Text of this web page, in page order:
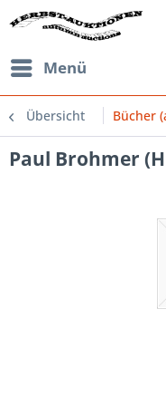
Menü
Übersicht Bücher
Paul Brohmer